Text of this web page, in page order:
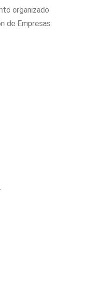
organizado
de Empresas